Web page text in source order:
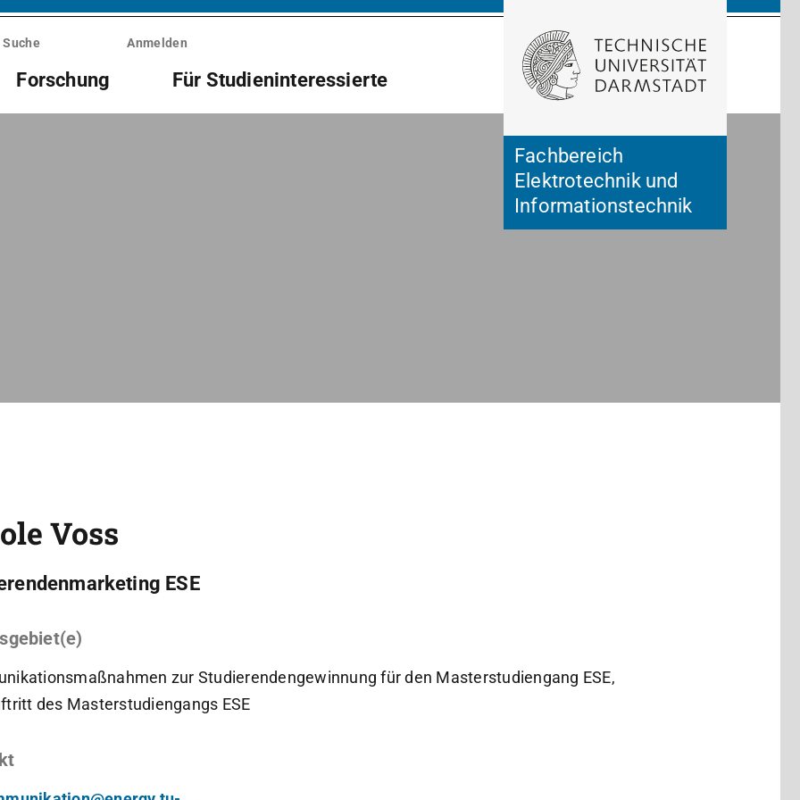
Fachbereich
Elektrotechnik und
Informationstechnik
Suche Anmelden
Forschung Für Studieninteressierte Suche öffnen
Voss
ESE
zur Studierendengewinnung für den Masterstudiengang ESE,
des Masterstudiengangs ESE